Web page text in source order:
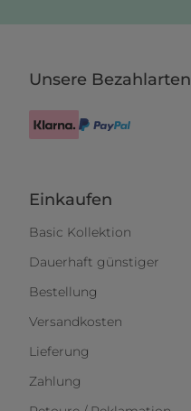
Unsere Bezahlarten
Einkaufen
Basic Kollektion
Dauerhaft günstiger
Bestellung
Versandkosten
Lieferung
Zahlung